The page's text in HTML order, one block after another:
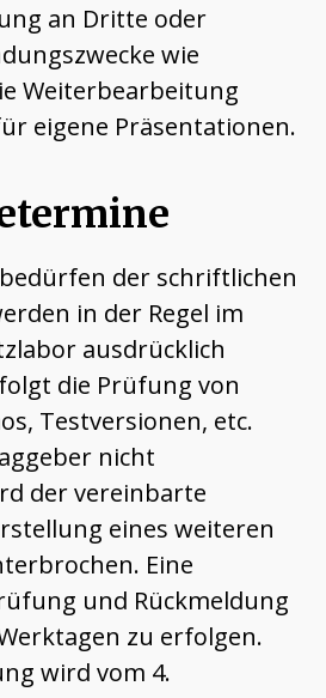
an Dritte oder
wie
Weiterbearbeitung
eigene Präsentationen.
der schriftlichen
in der Regel im
ausdrücklich
die Prüfung von
Testversionen, etc.
nicht
der vereinbarte
eines weiteren
Eine
und Rückmeldung
zu erfolgen.
wird vom 4.